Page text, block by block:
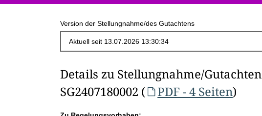
Version der Stellungnahme/des Gutachtens
Details zu Stellungnahme/Gutachten
SG2407180002 (
PDF - 4 Seiten)